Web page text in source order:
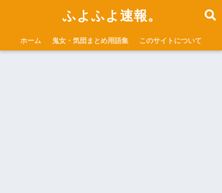
ふよふよ速報。
ホーム 鬼女・気団まとめ用語集 このサイトについて